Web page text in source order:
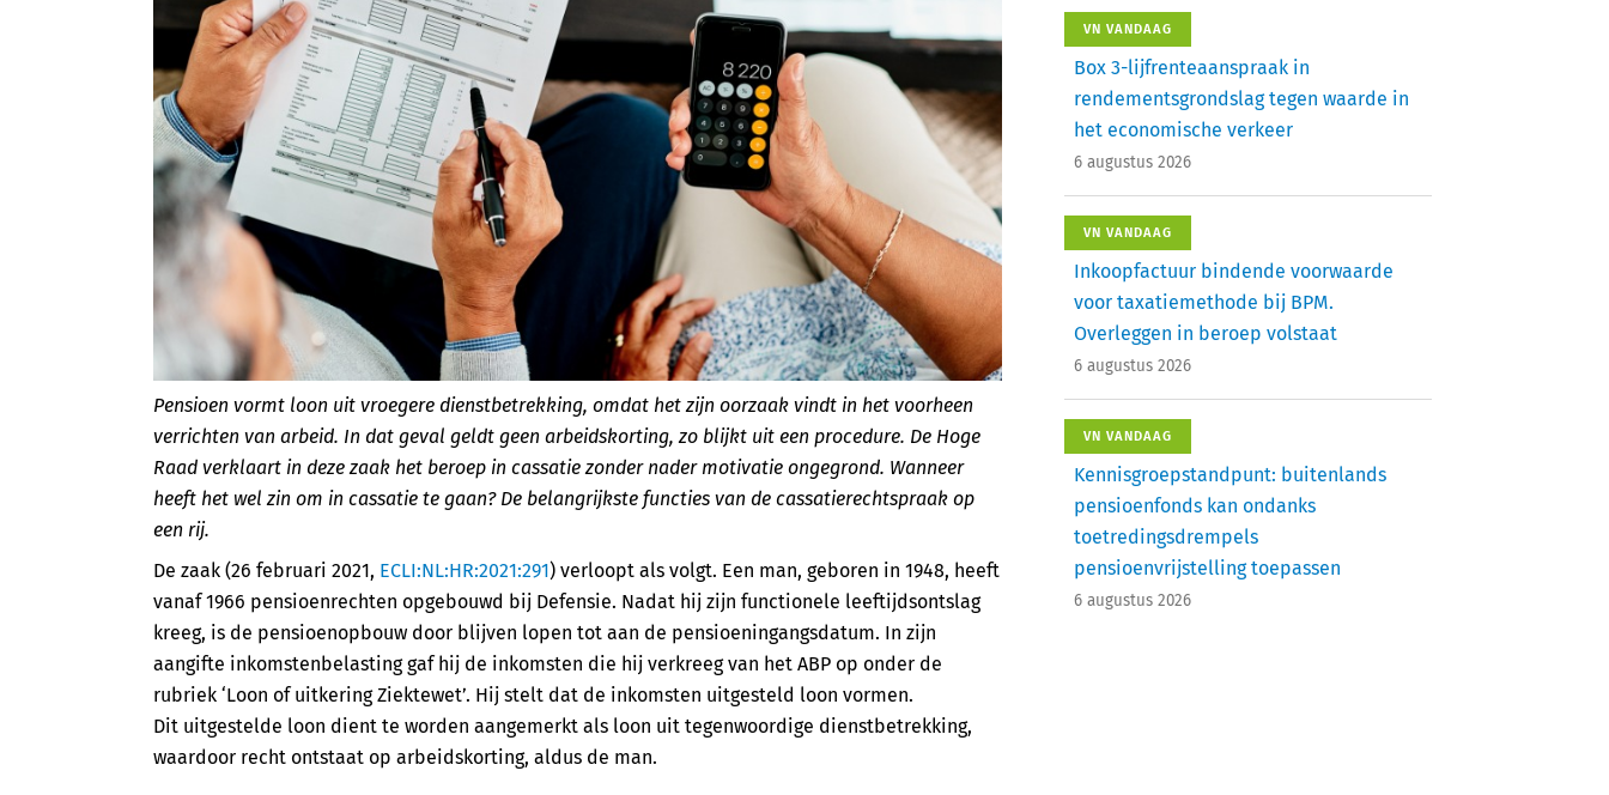
Pensioen vormt loon uit vroegere dienstbetrekking, omdat het zijn oorzaak vindt in het voorheen
verrichten van arbeid. In dat geval geldt geen arbeidskorting, zo blijkt uit een procedure. De Hoge
Raad verklaart in deze zaak het beroep in cassatie zonder nader motivatie ongegrond. Wanneer
heeft het wel zin om in cassatie te gaan? De belangrijkste functies van de cassatierechtspraak op
een rij.
De zaak (26 februari 2021, ECLI:NL:HR:2021:291) verloopt als volgt. Een man, geboren in 1948, heeft
vanaf 1966 pensioenrechten opgebouwd bij Defensie. Nadat hij zijn functionele leeftijdsontslag
kreeg, is de pensioenopbouw door blijven lopen tot aan de pensioeningangsdatum. In zijn
aangifte inkomstenbelasting gaf hij de inkomsten die hij verkreeg van het ABP op onder de
rubriek ‘Loon of uitkering Ziektewet’. Hij stelt dat de inkomsten uitgesteld loon vormen.
Dit uitgestelde loon dient te worden aangemerkt als loon uit tegenwoordige dienstbetrekking,
waardoor recht ontstaat op arbeidskorting, aldus de man.
VN VANDAAG
Box 3-lijfrenteaanspraak in
rendementsgrondslag tegen waarde in
het economische verkeer
6 augustus 2026
VN VANDAAG
Inkoopfactuur bindende voorwaarde
voor taxatiemethode bij BPM.
Overleggen in beroep volstaat
6 augustus 2026
VN VANDAAG
Kennisgroepstandpunt: buitenlands
pensioenfonds kan ondanks
toetredingsdrempels
pensioenvrijstelling toepassen
6 augustus 2026